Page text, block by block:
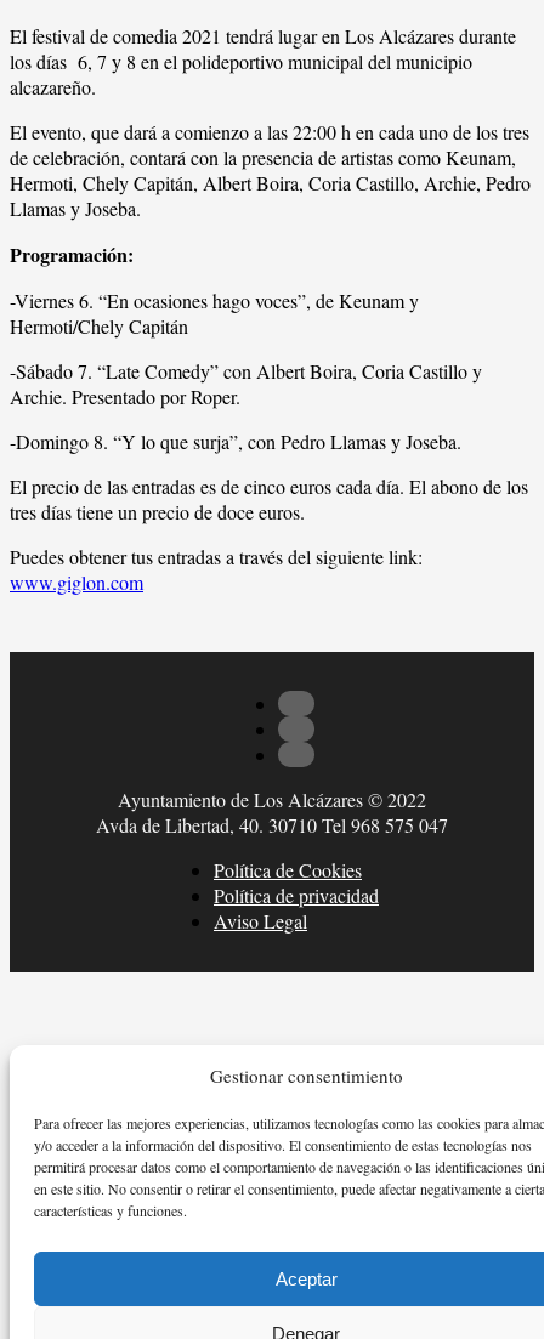
Gestionar consentimiento
Para ofrecer las mejores experiencias, utilizamos tecnologías como las cookies para
y/o acceder a la información del dispositivo. El consentimiento de estas tecnologías nos
permitirá procesar datos como el comportamiento de navegación o las identificaciones
en este sitio. No consentir o retirar el consentimiento, puede afectar negativamente a
características y funciones.
Aceptar
Denegar
El festival de comedia 2021 tendrá lugar en Los Alcázares durante
los días 6, 7 y 8 en el polideportivo municipal del municipio
alcazareño.
El evento, que dará a comienzo a las 22:00 h en cada uno de los tres
de celebración, contará con la presencia de artistas como Keunam,
Hermoti, Chely Capitán, Albert Boira, Coria Castillo, Archie, Pedro
Llamas y Joseba.
Programación:
-Viernes 6. “En ocasiones hago voces”, de Keunam y
Hermoti/Chely Capitán
-Sábado 7. “Late Comedy” con Albert Boira, Coria Castillo y
Archie. Presentado por Roper.
-Domingo 8. “Y lo que surja”, con Pedro Llamas y Joseba.
El precio de las entradas es de cinco euros cada día. El abono de los
tres días tiene un precio de doce euros.
Puedes obtener tus entradas a través del siguiente link:
www.giglon.com
Ayuntamiento de Los Alcázares © 2022
Avda de Libertad, 40. 30710 Tel 968 575 047
Política de Cookies
Política de privacidad
Aviso Legal